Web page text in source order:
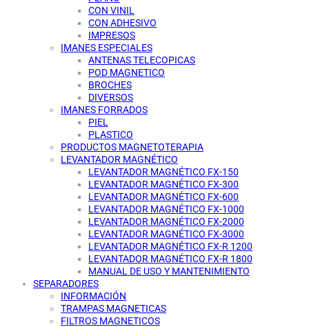
CON VINIL
CON ADHESIVO
IMPRESOS
IMANES ESPECIALES
ANTENAS TELECOPICAS
POD MAGNETICO
BROCHES
DIVERSOS
IMANES FORRADOS
PIEL
PLASTICO
PRODUCTOS MAGNETOTERAPIA
LEVANTADOR MAGNÉTICO
LEVANTADOR MAGNÉTICO FX-150
LEVANTADOR MAGNÉTICO FX-300
LEVANTADOR MAGNÉTICO FX-600
LEVANTADOR MAGNÉTICO FX-1000
LEVANTADOR MAGNÉTICO FX-2000
LEVANTADOR MAGNÉTICO FX-3000
LEVANTADOR MAGNÉTICO FX-R 1200
LEVANTADOR MAGNÉTICO FX-R 1800
MANUAL DE USO Y MANTENIMIENTO
SEPARADORES
INFORMACIÓN
TRAMPAS MAGNETICAS
FILTROS MAGNETICOS